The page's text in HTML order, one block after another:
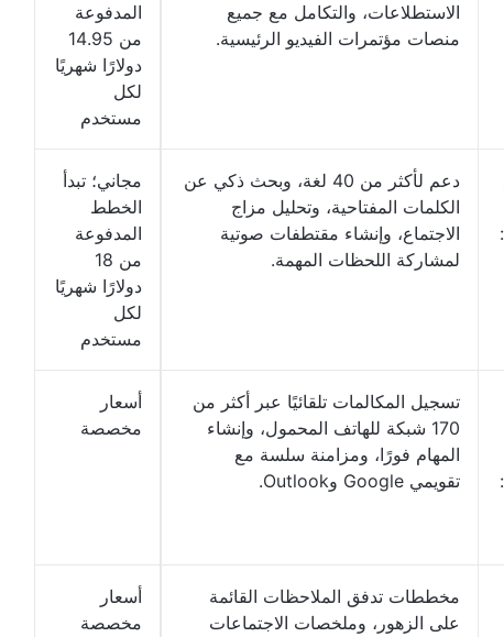
الاستطلاعات، والتكامل مع جميع
منصات مؤتمرات الفيديو الرئيسية.
المدفوعة
من 14.95
دولارًا شهريًا
لكل
مستخدم
دعم لأكثر من 40 لغة، وبحث ذكي عن
الكلمات المفتاحية، وتحليل مزاج
الاجتماع، وإنشاء مقتطفات صوتية
لمشاركة اللحظات المهمة.
مجاني؛ تبدأ
الخطط
المدفوعة
من 18
دولارًا شهريًا
لكل
مستخدم
تسجيل المكالمات تلقائيًا عبر أكثر من
170 شبكة للهاتف المحمول، وإنشاء
المهام فورًا، ومزامنة سلسة مع
تقويمي Google وOutlook.
أسعار
مخصصة
مخططات تدفق الملاحظات القائمة
على الزهور، وملخصات الاجتماعات
أسعار
مخصصة